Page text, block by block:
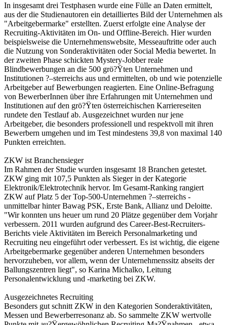
In insgesamt drei Testphasen wurde eine Fülle an Daten ermittelt,
aus der die Studienautoren ein detailliertes Bild der Unternehmen als
"Arbeitgebermarke" erstellten. Zuerst erfolgte eine Analyse der
Recruiting-Aktivitäten im On- und Offline-Bereich. Hier wurden
beispielsweise die Unternehmenswebsite, Messeauftritte oder auch
die Nutzung von Sonderaktivitäten oder Social Media bewertet. In
der zweiten Phase schickten Mystery-Jobber reale
Blindbewerbungen an die 500 grö?Ÿten Unternehmen und
Institutionen ?–sterreichs aus und ermittelten, ob und wie potenzielle
Arbeitgeber auf Bewerbungen reagierten. Eine Online-Befragung
von BewerberInnen über ihre Erfahrungen mit Unternehmen und
Institutionen auf den grö?Ÿten österreichischen Karriereseiten
rundete den Testlauf ab. Ausgezeichnet wurden nur jene
Arbeitgeber, die besonders professionell und respektvoll mit ihren
Bewerbern umgehen und im Test mindestens 39,8 von maximal 140
Punkten erreichten.
ZKW ist Branchensieger
Im Rahmen der Studie wurden insgesamt 18 Branchen getestet.
ZKW ging mit 107,5 Punkten als Sieger in der Kategorie
Elektronik/Elektrotechnik hervor. Im Gesamt-Ranking rangiert
ZKW auf Platz 5 der Top-500-Unternehmen ?–sterreichs -
unmittelbar hinter Bawag PSK, Erste Bank, Allianz und Deloitte.
"Wir konnten uns heuer um rund 20 Plätze gegenüber dem Vorjahr
verbessern. 2011 wurden aufgrund des Career-Best-Recruiters-
Berichts viele Aktivitäten im Bereich Personalmarketing und
Recruiting neu eingeführt oder verbessert. Es ist wichtig, die eigene
Arbeitgebermarke gegenüber anderen Unternehmen besonders
hervorzuheben, vor allem, wenn der Unternehmenssitz abseits der
Ballungszentren liegt", so Karina Michalko, Leitung
Personalentwicklung und -marketing bei ZKW.
Ausgezeichnetes Recruiting
Besonders gut schnitt ZKW in den Kategorien Sonderaktivitäten,
Messen und Bewerberresonanz ab. So sammelte ZKW wertvolle